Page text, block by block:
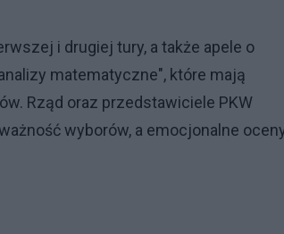
i drugiej tury, a także apele o
matematyczne", które mają
Rząd oraz przedstawiciele PKW
wyborów, a emocjonalne